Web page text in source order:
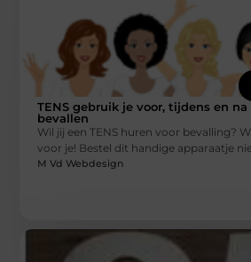
TENS gebruik je voor, tijdens en na
bevallen
Wil jij een TENS huren voor bevalling?
voor je! Bestel dit handige apparaatje
M Vd Webdesign